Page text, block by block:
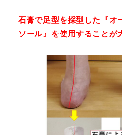
石膏で足型を採型した『オ
ソール』を使用することが